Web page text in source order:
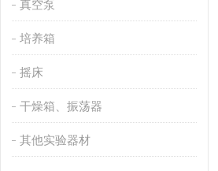
真空泵
培养箱
摇床
干燥箱、振荡器
其他实验器材